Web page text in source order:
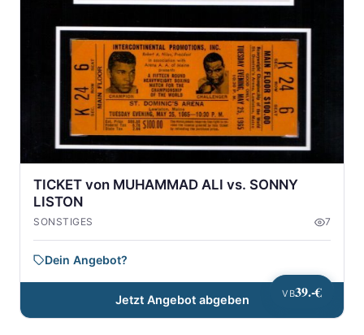
VB39.-€
TICKET von MUHAMMAD ALI vs. SONNY
LISTON
SONSTIGES 7
Dein Angebot?
Jetzt Angebot abgeben